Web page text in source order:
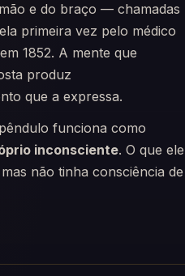
e do braço — chamadas
primeira vez pelo médico
em 1852. A mente que
produz
que a expressa.
funciona como
inconsciente. O que ele
não tinha consciência de